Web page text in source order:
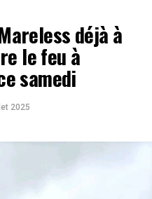
déjà à
le feu à
samedi
2025